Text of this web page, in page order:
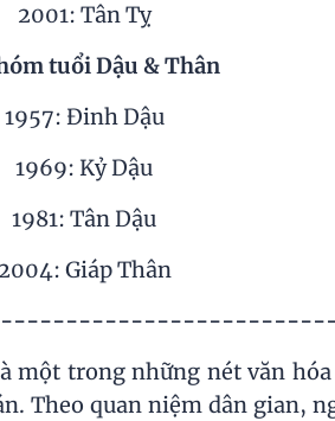
2001: Tân Tỵ
tuổi Dậu & Thân
1957: Đinh Dậu
1969: Kỷ Dậu
1981: Tân Dậu
2004: Giáp Thân
một trong những nét văn
Theo quan niệm dân gian,